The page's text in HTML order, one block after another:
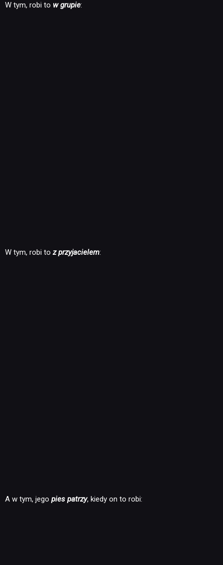
W tym, robi to w grupie:
W tym, robi to z przyjacielem:
A w tym, jego pies patrzy, kiedy on to robi: